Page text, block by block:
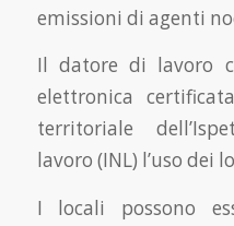
emissioni di agenti
Il datore di lavoro
elettronica
territoriale
lavoro (INL) l’uso dei
I locali possono